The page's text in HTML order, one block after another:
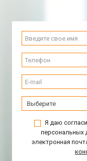
Я даю
персональных
электронная